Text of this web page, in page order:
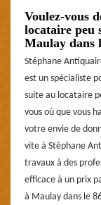
Voulez-vous
locataire peu
Maulay dans
Stéphane
est un spécialiste
suite au locataire
vous où que vous
votre envie de
vite à Stéphane
travaux à des
efficace à un prix
à Maulay dans le